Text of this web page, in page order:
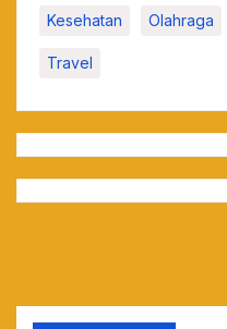
Kesehatan Olahraga
Travel